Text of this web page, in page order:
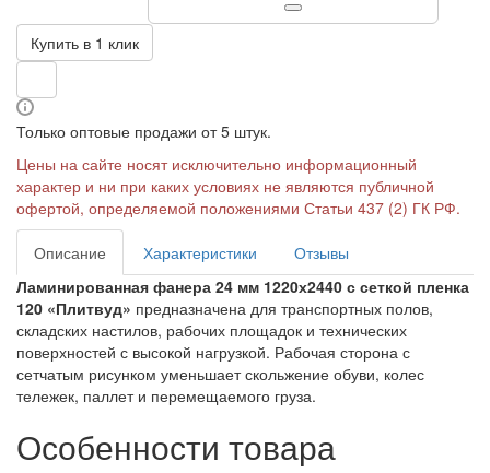
Купить в 1 клик
Только оптовые продажи от 5 штук.
Цены на сайте носят исключительно информационный
характер и ни при каких условиях не являются публичной
офертой, определяемой положениями Статьи 437 (2) ГК РФ.
Описание Характеристики
Отзывы
Ламинированная фанера 24 мм 1220х2440 с сеткой пленка
120 «Плитвуд» предназначена для транспортных полов,
складских настилов, рабочих площадок и технических
поверхностей с высокой нагрузкой. Рабочая сторона с
сетчатым рисунком уменьшает скольжение обуви, колес
тележек, паллет и перемещаемого груза.
Особенности товара